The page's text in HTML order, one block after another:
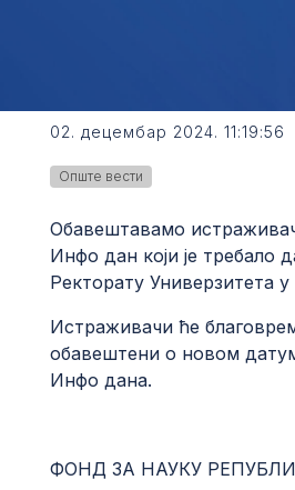
02. децембар 2024. 11:19:56
Опште вести
Обавештавамо
Инфо дан који је требало
Ректорату Универзитета
Истраживачи ће
обавештени о новом
Инфо дана.
ФОНД ЗА НАУКУ